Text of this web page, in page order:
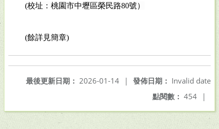
(校址：桃園市中壢區榮民路80號）
(餘詳見簡章)
發佈日期： Invalid date
最後更新日期： 2026-01-14
|
點閱數： 454 |